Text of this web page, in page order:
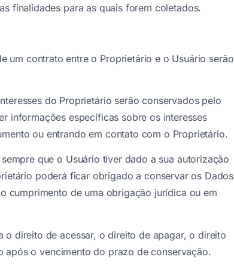
finalidades para as quais forem coletados.
um contrato entre o Proprietário e o Usuário serão
do Proprietário serão conservados pelo
informações específicas sobre os interesses
ou entrando em contato com o Proprietário.
que o Usuário tiver dado a sua autorização
poderá ficar obrigado a conservar os Dados
cumprimento de uma obrigação jurídica ou em
o direito de acessar, o direito de apagar, o direito
o vencimento do prazo de conservação.